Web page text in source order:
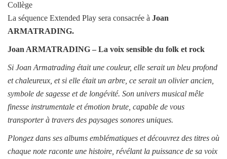
Collège
La séquence Extended Play sera consacrée à Joan
ARMATRADING.
Joan ARMATRADING – La voix sensible du folk et rock
Si Joan Armatrading était une couleur, elle serait un bleu profond
et chaleureux, et si elle était un arbre, ce serait un olivier ancien,
symbole de sagesse et de longévité. Son univers musical mêle
finesse instrumentale et émotion brute, capable de vous
transporter à travers des paysages sonores uniques.
Plongez dans ses albums emblématiques et découvrez des titres où
chaque note raconte une histoire, révélant la puissance de sa voix